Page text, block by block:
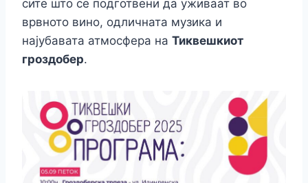
сите што се подготвени да уживаат во
врвното вино, одличната музика и
најубавата атмосфера на Тиквешкиот
гроздобер.